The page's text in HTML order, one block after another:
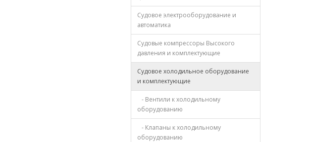
Судовое электрооборудование и
автоматика
Судовые компрессоры Высокого
давления и комплектующие
Судовое холодильное оборудование
и комплектующие
- Вентили к холодильному
оборудованию
- Клапаны к холодильному
оборудованию